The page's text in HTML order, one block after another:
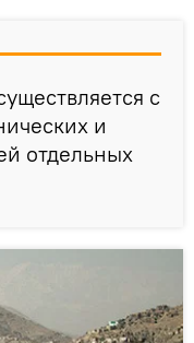
с
и
отдельных